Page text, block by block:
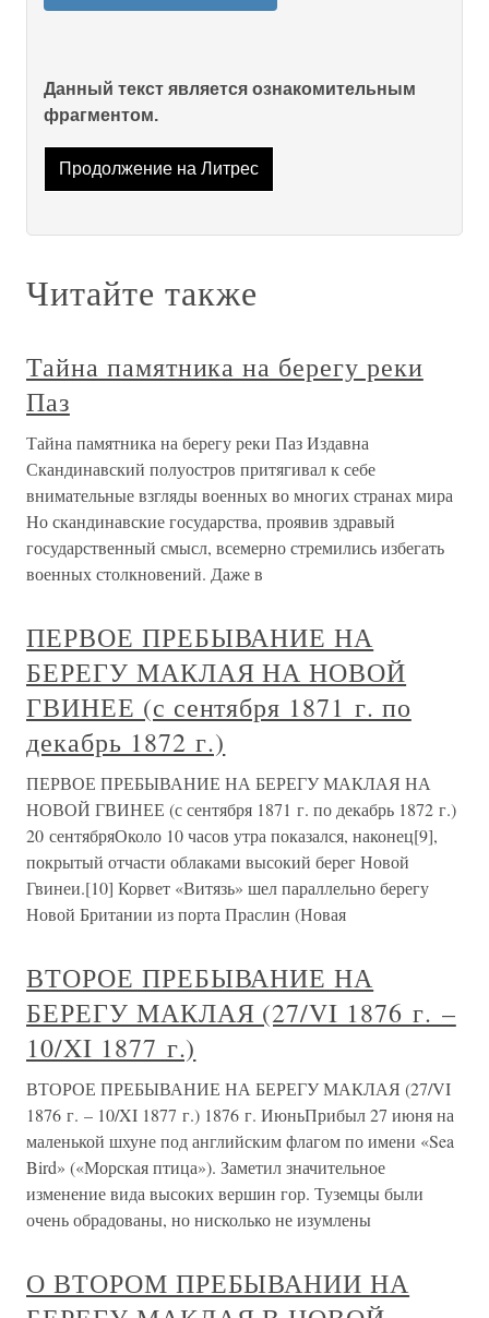
Данный текст является ознакомительным
фрагментом.
Продолжение на Литрес
Читайте также
Тайна памятника на берегу реки
Паз
Тайна памятника на берегу реки Паз Издавна
Скандинавский полуостров притягивал к себе
внимательные взгляды военных во многих странах мира
Но скандинавские государства, проявив здравый
государственный смысл, всемерно стремились избегать
военных столкновений. Даже в
ПЕРВОЕ ПРЕБЫВАНИЕ НА
БЕРЕГУ МАКЛАЯ НА НОВОЙ
ГВИНЕЕ (с сентября 1871 г. по
декабрь 1872 г.)
ПЕРВОЕ ПРЕБЫВАНИЕ НА БЕРЕГУ МАКЛАЯ НА
НОВОЙ ГВИНЕЕ (с сентября 1871 г. по декабрь 1872 г.)
20 сентябряОколо 10 часов утра показался, наконец[9],
покрытый отчасти облаками высокий берег Новой
Гвинеи.[10] Корвет «Витязь» шел параллельно берегу
Новой Британии из порта Праслин (Новая
ВТОРОЕ ПРЕБЫВАНИЕ НА
БЕРЕГУ МАКЛАЯ (27/VI 1876 г. –
10/XI 1877 г.)
ВТОРОЕ ПРЕБЫВАНИЕ НА БЕРЕГУ МАКЛАЯ (27/VI
1876 г. – 10/XI 1877 г.) 1876 г. ИюньПрибыл 27 июня на
маленькой шхуне под английским флагом по имени «Sea
Bird» («Морская птица»). Заметил значительное
изменение вида высоких вершин гор. Туземцы были
очень обрадованы, но нисколько не изумлены
О ВТОРОМ ПРЕБЫВАНИИ НА